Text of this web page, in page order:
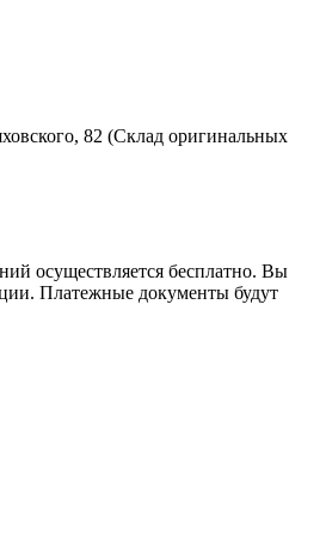
82 (Склад оригинальных
осуществляется бесплатно. Вы
Платежные документы будут